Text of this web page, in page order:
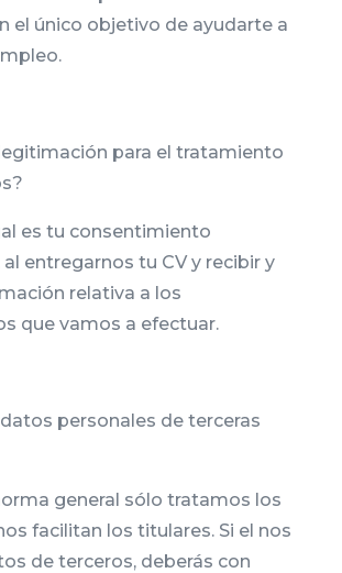
el único objetivo de ayudarte a
para el tratamiento
es tu consentimiento
entregarnos tu CV y recibir y
relativa a los
que vamos a efectuar.
personales de terceras
general sólo tratamos los
facilitan los titulares. Si el nos
de terceros, deberás con